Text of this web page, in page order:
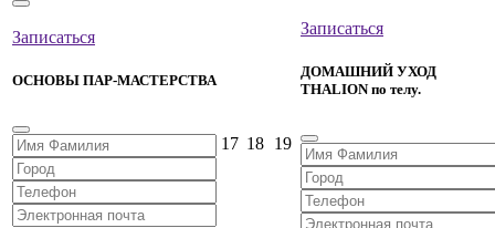
Записаться
ОСНОВЫ ПАР-МАСТЕРСТВА
17 18 19
Записаться
ДОМАШНИЙ УХОД
THALION по телу.